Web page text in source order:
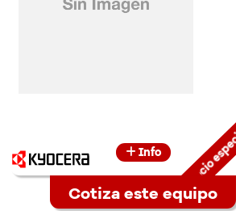
InfoPrecio
Cotiza este equipo